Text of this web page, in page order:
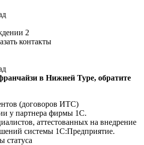
2
контакты
в Нижней Туре, обратите
(договоров ИТС)
у партнера фирмы 1С.
аттестованных на внедрение
системы 1С:Предприятие.
статуса